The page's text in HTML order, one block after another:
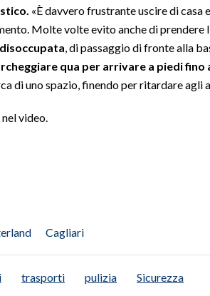
«È davvero frustrante uscire di casa
Molte volte evito anche di prendere
,di passaggio di fronte alla
qua per arrivare a piedi fino
di uno spazio, finendo per ritardare agli
video.
Cagliari
trasporti pulizia Sicurezza